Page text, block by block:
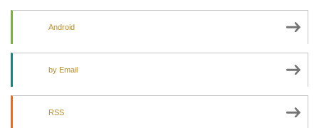
Android
by Email
RSS